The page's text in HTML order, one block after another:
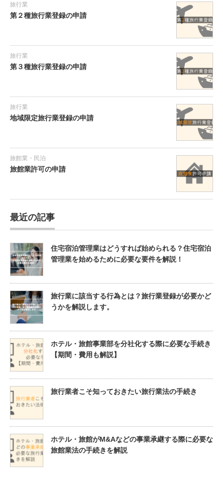
旅行業
第２種旅行業登録の申請
旅行業
第３種旅行業登録の申請
旅行業
地域限定旅行業登録の申請
旅館業・民泊
旅館業許可の申請
最近の記事
住宅宿泊管理業はどうすれば始められる？住宅宿泊
管理業を始めるために必要な要件を解説！
旅行業に該当する行為とは？旅行業登録が必要かど
うかを解説します。
ホテル・旅館事業部を分社化する際に必要な手続き
【期間・費用も解説】
旅行業者こそ知っておきたい旅行業法の手続き
ホテル・旅館がM&Aなどの事業承継する際に必要な
旅館業法の手続きを解説